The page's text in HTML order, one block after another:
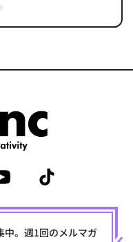
中。週1回のメルマガ